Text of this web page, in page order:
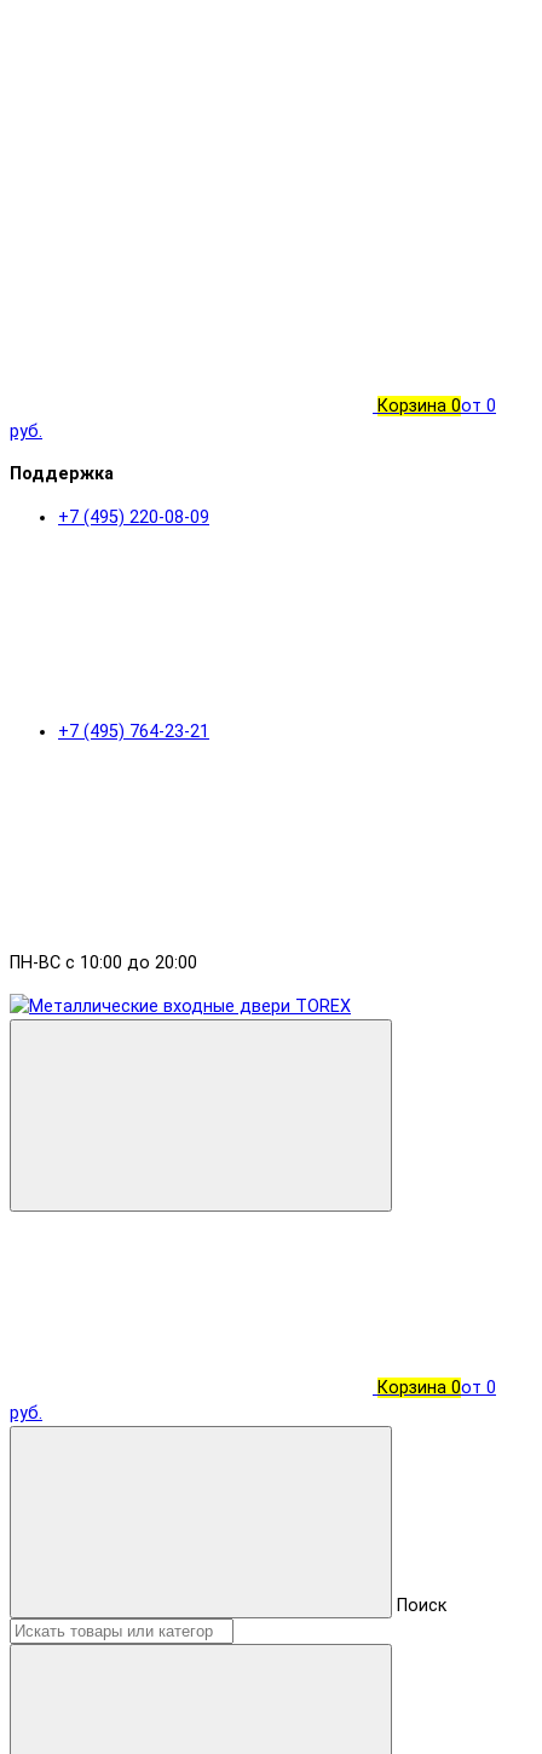
Корзина 0от 0
руб.
Поддержка
+7 (495) 220-08-09
+7 (495) 764-23-21
ПН-ВС с 10:00 до 20:00
Корзина 0от 0
руб.
Поиск